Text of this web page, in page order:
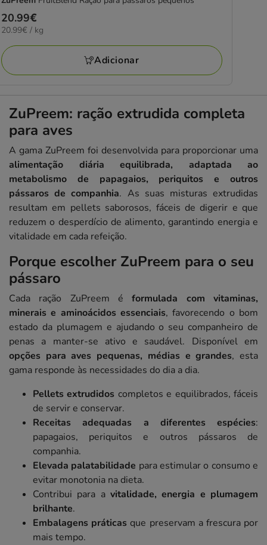
Preço
20.99€
20.99€
20.99€
KG
20.99€ / kg
Adicionar
ZuPreem: ração extrudida completa
para aves
A gama ZuPreem foi desenvolvida para proporcionar uma
alimentação diária equilibrada, adaptada ao
metabolismo de papagaios, periquitos e outros
pássaros de companhia. As suas misturas extrudidas
resultam em pellets saborosos, fáceis de digerir e que
reduzem o desperdício de alimento, garantindo energia e
vitalidade em cada refeição.
Porque escolher ZuPreem para o seu
pássaro
Cada ração ZuPreem éformulada com vitaminas,
minerais e aminoácidos essenciais, favorecendo o bom
estado da plumagem e ajudando o seu companheiro de
penas a manter-se ativo e saudável. Disponível em
opções para aves pequenas, médias e grandes, esta
gama responde às necessidades do dia a dia.
Pellets extrudidos completos e equilibrados, fáceis
de servir e conservar.
Receitas adequadas a diferentes espécies:
papagaios, periquitos e outros pássaros de
companhia.
Elevada palatabilidade para estimular o consumo e
evitar monotonia na dieta.
Contribui para a vitalidade, energia e plumagem
brilhante.
Embalagens práticas que preservam a frescura por
mais tempo.